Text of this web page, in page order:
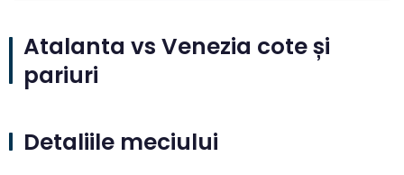
Atalanta vs Venezia cote și
pariuri
Detaliile meciului